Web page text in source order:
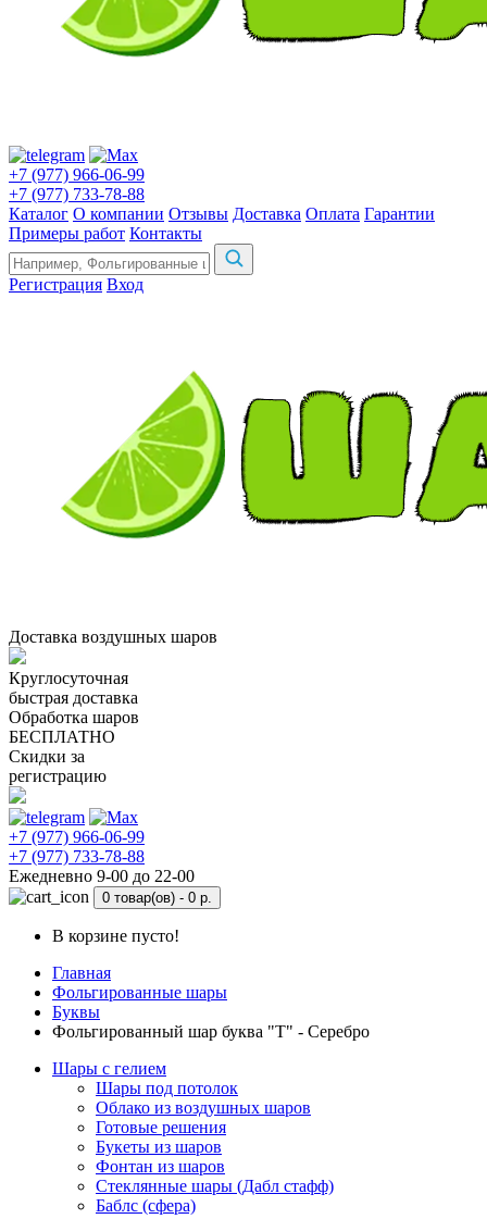
+7 (977) 966-06-99
+7 (977) 733-78-88
Каталог О компании Отзывы Доставка Оплата Гарантии
Примеры работ Контакты
Регистрация Вход
Доставка воздушных шаров
Круглосуточная
быстрая доставка
Обработка шаров
БЕСПЛАТНО
Скидки за
регистрацию
+7 (977) 966-06-99
+7 (977) 733-78-88
Ежедневно 9-00 до 22-00
0 товар(ов) - 0 р.
В корзине пусто!
Главная
Фольгированные шары
Буквы
Фольгированный шар буква "Т" - Серебро
Шары с гелием
Шары под потолок
Облако из воздушных шаров
Готовые решения
Букеты из шаров
Фонтан из шаров
Стеклянные шары (Дабл стафф)
Баблс (сфера)